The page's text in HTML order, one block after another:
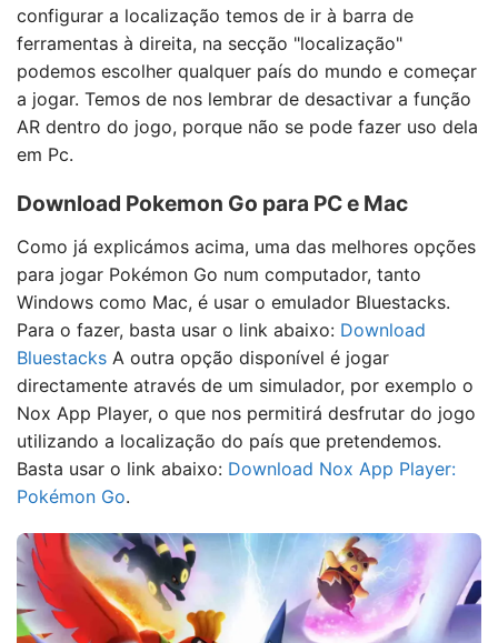
configurar a localização temos de ir à barra de
ferramentas à direita, na secção "localização"
podemos escolher qualquer país do mundo e começar
a jogar. Temos de nos lembrar de desactivar a função
AR dentro do jogo, porque não se pode fazer uso dela
em Pc.
Download Pokemon Go para PC e Mac
Como já explicámos acima, uma das melhores opções
para jogar Pokémon Go num computador, tanto
Windows como Mac, é usar o emulador Bluestacks.
Para o fazer, basta usar o link abaixo: Download
Bluestacks A outra opção disponível é jogar
directamente através de um simulador, por exemplo o
Nox App Player, o que nos permitirá desfrutar do jogo
utilizando a localização do país que pretendemos.
Basta usar o link abaixo: Download Nox App Player:
Pokémon Go.